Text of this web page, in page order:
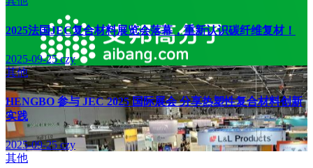
2025法国JEC复合材料展览会落幕，重新认识碳纤维复材！
2025-09-25czy
其他
HENGBO 参与 JEC 2025 国际展会 分享热塑性复合材料创新
实践
2025-09-25czy
其他